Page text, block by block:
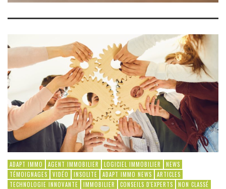
ADAPT IMMO AGENT IMMOBILIER LOGICIEL IMMOBILIER
NEWS
TÉMOIGNAGES
VIDÉO INSOLITE ADAPT IMMO NEWS
ARTICLES
TECHNOLOGIE INNOVANTE
IMMOBILIER CONSEILS D'EXPERTS
NON CLASSÉ